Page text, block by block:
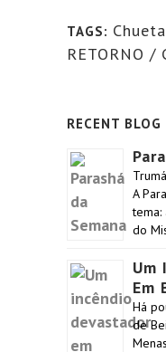
TAGS:
RETORNO /
RECENT
A
tema:
do
Um
Em
Há
de